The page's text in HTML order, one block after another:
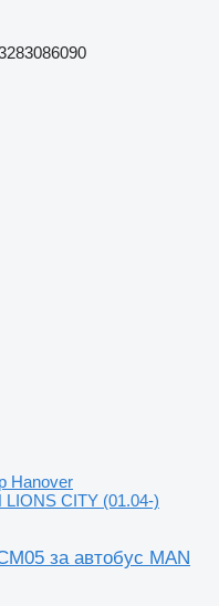
Hanover
CITY (01.04-)
за автобус MAN